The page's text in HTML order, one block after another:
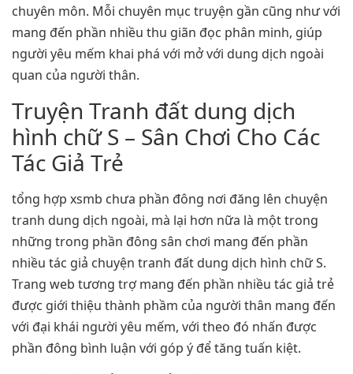
chuyên môn. Mỗi chuyên mục truyện gần cũng như với
mang đến phần nhiều thu giãn đọc phân minh, giúp
người yêu mếm khai phá với mở với dung dịch ngoài
quan của người thân.
Truyện Tranh đất dung dịch
hình chữ S – Sân Chơi Cho Các
Tác Giả Trẻ
tổng hợp xsmb chưa phần đông nơi đăng lên chuyện
tranh dung dịch ngoài, mà lại hơn nữa là một trong
những trong phần đông sân chơi mang đến phần
nhiều tác giả chuyện tranh đất dung dịch hình chữ S.
Trang web tương trợ mang đến phần nhiều tác giả trẻ
được giới thiệu thành phầm của người thân mang đến
với đại khái người yêu mếm, với theo đó nhấn được
phần đông bình luận với góp ý để tăng tuấn kiệt.